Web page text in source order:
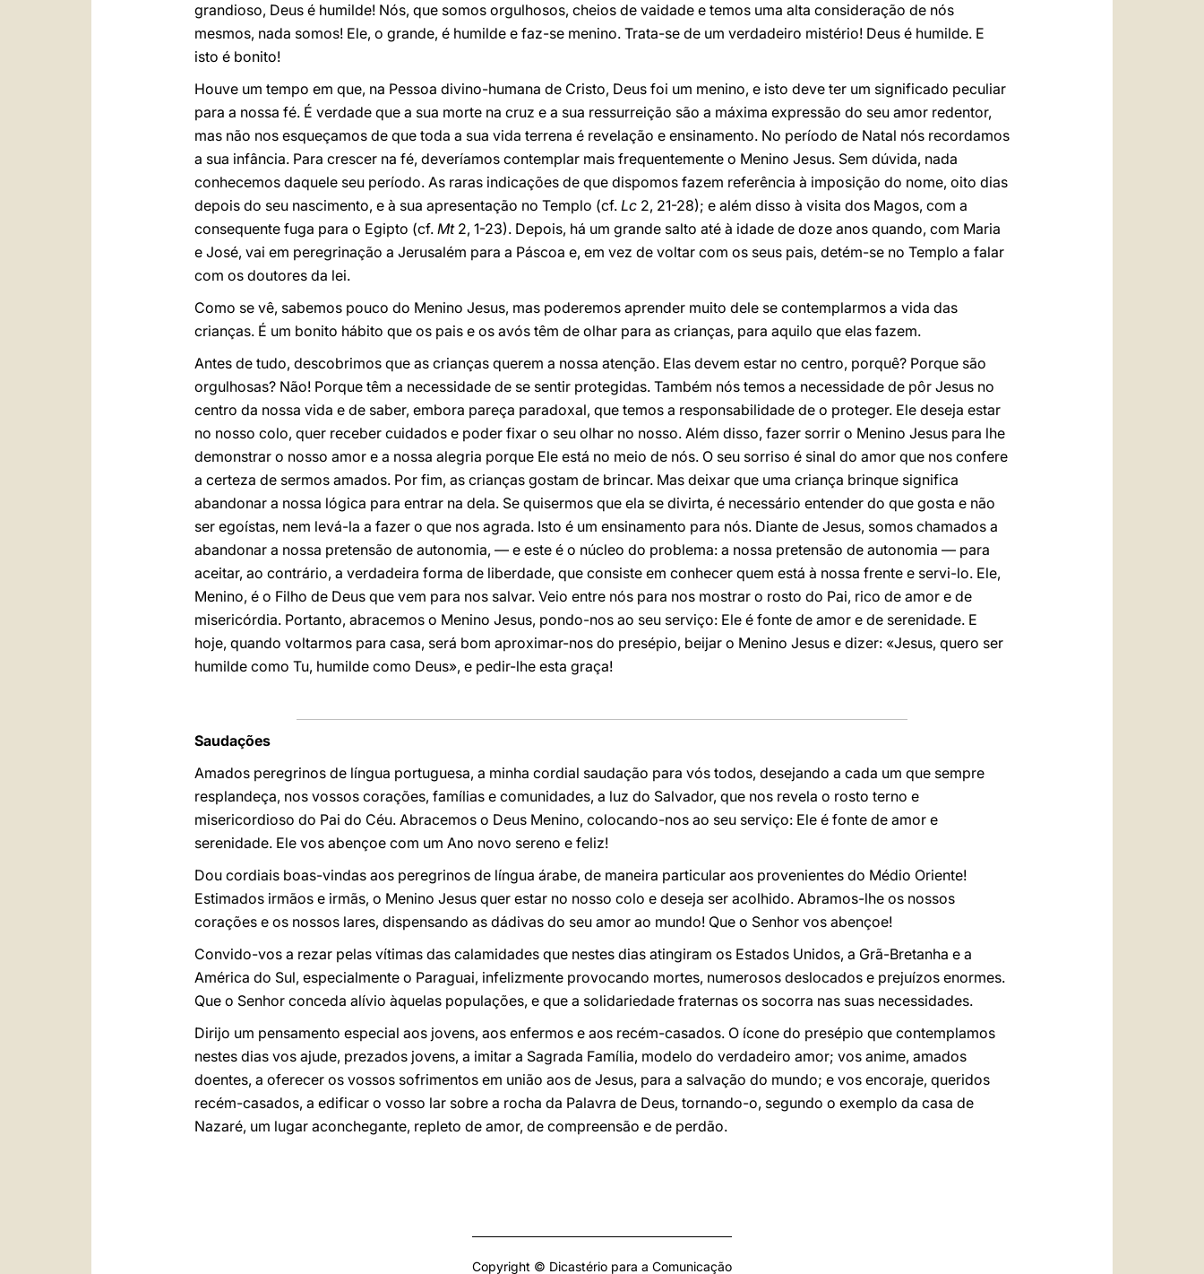
grandioso, Deus é humilde! Nós, que somos orgulhosos, cheios de vaidade e temos uma alta consideração de nós
mesmos, nada somos! Ele, o grande, é humilde e faz-se menino. Trata-se de um verdadeiro mistério! Deus é humilde. E
isto é bonito!
Houve um tempo em que, na Pessoa divino-humana de Cristo, Deus foi um menino, e isto deve ter um significado peculiar
para a nossa fé. É verdade que a sua morte na cruz e a sua ressurreição são a máxima expressão do seu amor redentor,
mas não nos esqueçamos de que toda a sua vida terrena é revelação e ensinamento. No período de Natal nós recordamos
a sua infância. Para crescer na fé, deveríamos contemplar mais frequentemente o Menino Jesus. Sem dúvida, nada
conhecemos daquele seu período. As raras indicações de que dispomos fazem referência à imposição do nome, oito dias
depois do seu nascimento, e à sua apresentação no Templo (cf. Lc 2, 21-28); e além disso à visita dos Magos, com a
consequente fuga para o Egipto (cf. Mt2, 1-23). Depois, há um grande salto até à idade de doze anos quando, com Maria
e José, vai em peregrinação a Jerusalém para a Páscoa e, em vez de voltar com os seus pais, detém-se no Templo a falar
com os doutores da lei.
Como se vê, sabemos pouco do Menino Jesus, mas poderemos aprender muito dele se contemplarmos a vida das
crianças. É um bonito hábito que os pais e os avós têm de olhar para as crianças, para aquilo que elas fazem.
Antes de tudo, descobrimos que as crianças querem a nossa atenção. Elas devem estar no centro, porquê? Porque são
orgulhosas? Não! Porque têm a necessidade de se sentir protegidas. Também nós temos a necessidade de pôr Jesus no
centro da nossa vida e de saber, embora pareça paradoxal, que temos a responsabilidade de o proteger. Ele deseja estar
no nosso colo, quer receber cuidados e poder fixar o seu olhar no nosso. Além disso, fazer sorrir o Menino Jesus para lhe
demonstrar o nosso amor e a nossa alegria porque Ele está no meio de nós. O seu sorriso é sinal do amor que nos confere
a certeza de sermos amados. Por fim, as crianças gostam de brincar. Mas deixar que uma criança brinque significa
abandonar a nossa lógica para entrar na dela. Se quisermos que ela se divirta, é necessário entender do que gosta e não
ser egoístas, nem levá-la a fazer o que nos agrada. Isto é um ensinamento para nós. Diante de Jesus, somos chamados a
abandonar a nossa pretensão de autonomia, — e este é o núcleo do problema: a nossa pretensão de autonomia — para
aceitar, ao contrário, a verdadeira forma de liberdade, que consiste em conhecer quem está à nossa frente e servi-lo. Ele,
Menino, é o Filho de Deus que vem para nos salvar. Veio entre nós para nos mostrar o rosto do Pai, rico de amor e de
misericórdia. Portanto, abracemos o Menino Jesus, pondo-nos ao seu serviço: Ele é fonte de amor e de serenidade. E
hoje, quando voltarmos para casa, será bom aproximar-nos do presépio, beijar o Menino Jesus e dizer: «Jesus, quero ser
humilde como Tu, humilde como Deus», e pedir-lhe esta graça!
Saudações
Amados peregrinos de língua portuguesa, a minha cordial saudação para vós todos, desejando a cada um que sempre
resplandeça, nos vossos corações, famílias e comunidades, a luz do Salvador, que nos revela o rosto terno e
misericordioso do Pai do Céu. Abracemos o Deus Menino, colocando-nos ao seu serviço: Ele é fonte de amor e
serenidade. Ele vos abençoe com um Ano novo sereno e feliz!
Dou cordiais boas-vindas aos peregrinos de língua árabe, de maneira particular aos provenientes do Médio Oriente!
Estimados irmãos e irmãs, o Menino Jesus quer estar no nosso colo e deseja ser acolhido. Abramos-lhe os nossos
corações e os nossos lares, dispensando as dádivas do seu amor ao mundo! Que o Senhor vos abençoe!
Convido-vos a rezar pelas vítimas das calamidades que nestes dias atingiram os Estados Unidos, a Grã-Bretanha e a
América do Sul, especialmente o Paraguai, infelizmente provocando mortes, numerosos deslocados e prejuízos enormes.
Que o Senhor conceda alívio àquelas populações, e que a solidariedade fraternas os socorra nas suas necessidades.
Dirijo um pensamento especial aos jovens, aos enfermos e aos recém-casados. O ícone do presépio que contemplamos
nestes dias vos ajude, prezados jovens, a imitar a Sagrada Família, modelo do verdadeiro amor; vos anime, amados
doentes, a oferecer os vossos sofrimentos em união aos de Jesus, para a salvação do mundo; e vos encoraje, queridos
recém-casados, a edificar o vosso lar sobre a rocha da Palavra de Deus, tornando-o, segundo o exemplo da casa de
Nazaré, um lugar aconchegante, repleto de amor, de compreensão e de perdão.
Copyright © Dicastério para a Comunicação